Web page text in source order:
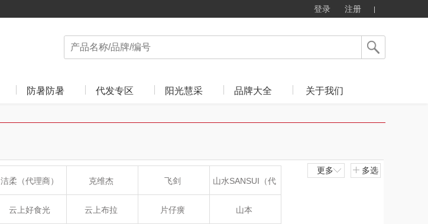
登录 注册
防暑防暑 代发专区 阳光慧采 品牌大全 关于我们
洁柔（代理商） 克维杰 飞剑 山水SANSUI（代
理商）
云上好食光 云上布拉 片仔癀 山本
更多 多选